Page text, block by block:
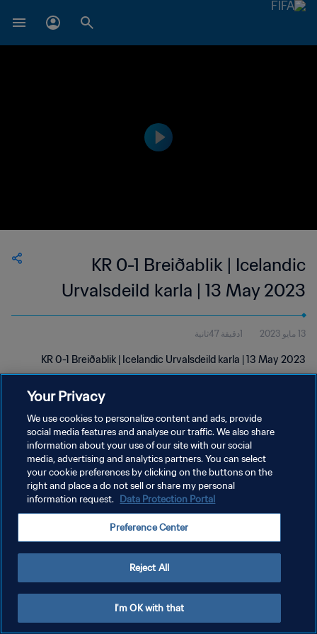
KR 0-1 Breiðablik | Icelandic
Urvalsdeild karla | 13 May 2023
13 مايو 2023 1دقيقة 47ثانية
KR 0-1 Breiðablik | Icelandic Urvalsdeild karla | 13 May 2023
سياسة الخصوصية
شروط الخدمة
إدارة تفضيلات ملفات تعريف الارتباط
Your Privacy
We use cookies to personalize content and ads, provide
social media features and analyse our traffic. We also share
information about your use of our site with our social
media, advertising and analytics partners. You can select
your cookie preferences by clicking on the buttons on the
right and place a do not sell or share my personal
information request. Data Protection Portal
Preference Center
Reject All
I'm OK with that